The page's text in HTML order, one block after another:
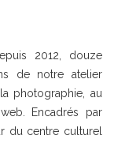
2012, douze
de notre atelier
photographie, au
Encadrés par
du centre culturel